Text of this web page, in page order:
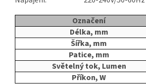
Označení
Délka, mm
Šířka, mm
Patice, mm
Světelný tok, Lumen
Příkon, W